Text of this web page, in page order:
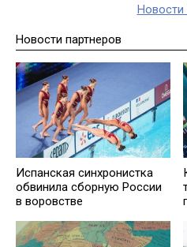
Новости партнеров
Испанская синхронистка
обвинила сборную России
в воровстве